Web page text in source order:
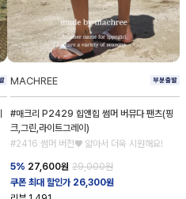
MACHREE
#매크리 P2429 힙앤힙 썸머 버뮤다 팬츠(핑
크,그린,라이트그레이)
#2416 썸머 버전♥ 얇아서 더욱 시원해요!
5% 27,600원 29,000원
쿠폰 최대 할인가 26,300원